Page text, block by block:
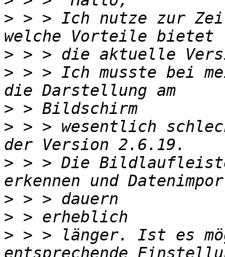
> > > Ich nutze zur
>
> > > Ich musste bei
>
> > > wesentlich
> > > Die
>
>
> > > länger. Ist es